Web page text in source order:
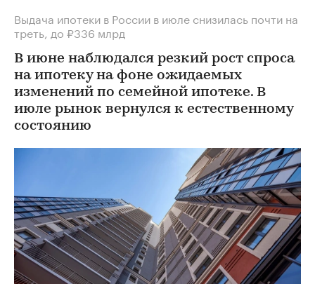
Выдача ипотеки в России в июле снизилась почти на
треть, до ₽336 млрд
В июне наблюдался резкий рост спроса
на ипотеку на фоне ожидаемых
изменений по семейной ипотеке. В
июле рынок вернулся к естественному
состоянию